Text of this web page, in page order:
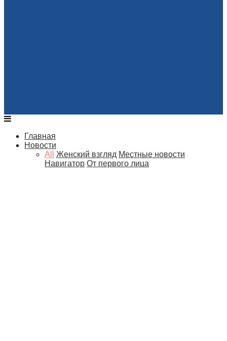
Главная
Новости
All
Женский взгляд Местные новости
Навигатор От первого лица